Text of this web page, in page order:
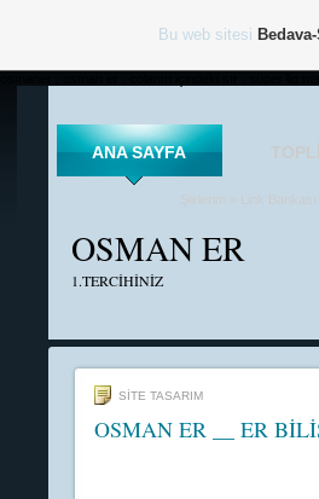
ANA SAYFA
Şiirlerim Link Bankası
OSMAN ER
1.TERCİHİNİZ
SİTE TASARIM
OSMAN ER __ ER
Bu web sitesi